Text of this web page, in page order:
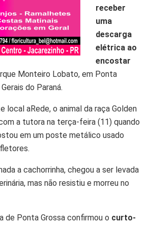
receber
uma
descarga
elétrica ao
encostar
Monteiro Lobato, em Ponta
do Paraná.
local aRede, o animal da raça Golden
a tutora na terça-feira (11) quando
em um poste metálico usado
a cachorrinha, chegou a ser levada
mas não resistiu e morreu no
de Ponta Grossa confirmou o curto-